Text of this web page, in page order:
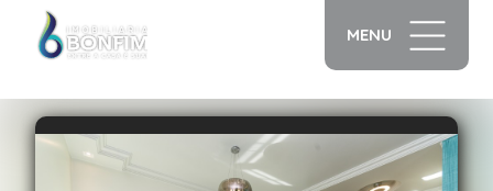
MENU